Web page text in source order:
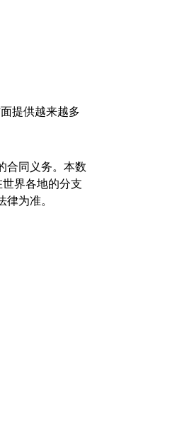
提供越来越多
合同义务。本数
界各地的分支
为准。